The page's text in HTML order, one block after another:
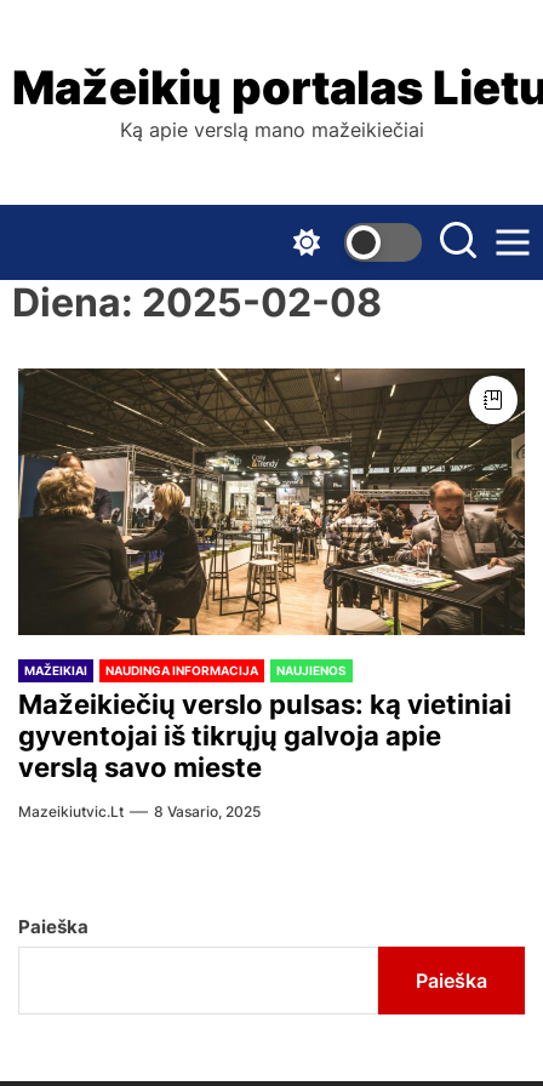
the
content
Mažeikių portalas
Ką apie verslą mano mažeikiečiai
Diena: 2025-02-08
MAŽEIKIAI NAUDINGA INFORMACIJA NAUJIENOS
Mažeikiečių verslo pulsas: ką vietiniai
gyventojai iš tikrųjų galvoja apie
verslą savo mieste
Mazeikiutvic.lt 8 Vasario, 2025
Paieška
Paieška